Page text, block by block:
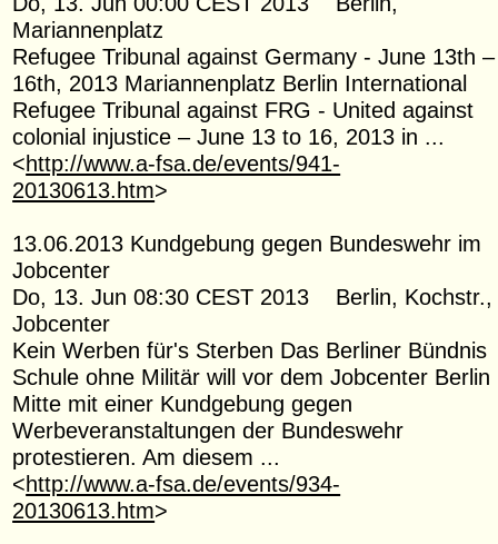
Mariannenplatz
Refugee Tribunal against Germany - June 13th –
16th, 2013 Mariannenplatz Berlin International
Refugee Tribunal against FRG - United against
colonial injustice – June 13 to 16, 2013 in ...
<http://www.a-fsa.de/events/941-
20130613.htm>
13.06.2013 Kundgebung gegen Bundeswehr im
Jobcenter
Do, 13. Jun 08:30 CEST 2013 Berlin, Kochstr.,
Jobcenter
Kein Werben für's Sterben Das Berliner Bündnis
Schule ohne Militär will vor dem Jobcenter Berlin
Mitte mit einer Kundgebung gegen
Werbeveranstaltungen der Bundeswehr
protestieren. Am diesem ...
<http://www.a-fsa.de/events/934-
20130613.htm>